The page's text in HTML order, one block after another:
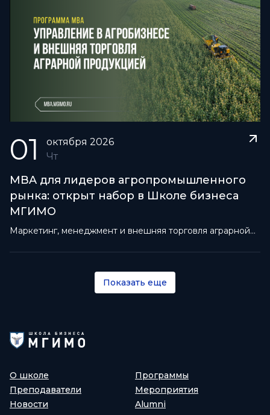
01 октября 2026
Чт
MBA для лидеров агропромышленного
рынка: открыт набор в Школе бизнеса
МГИМО
Маркетинг, менеджмент и внешняя торговля аграрной
Показать еще
О школе
Программы
Преподаватели
Мероприятия
Новости
Alumni